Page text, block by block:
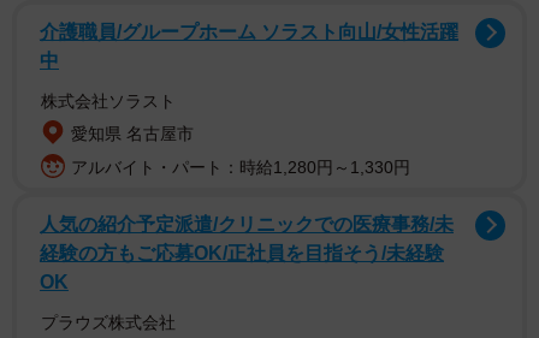
介護職員/グループホーム ソラスト向山/女性活躍
中
株式会社ソラスト
愛知県 名古屋市
アルバイト・パート：時給1,280円～1,330円
人気の紹介予定派遣/クリニックでの医療事務/未
経験の方もご応募OK/正社員を目指そう/未経験
OK
プラウズ株式会社